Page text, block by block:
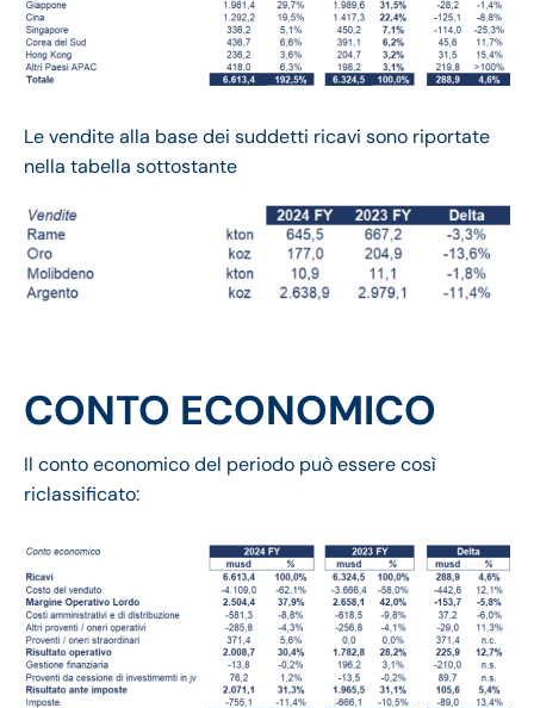
Le vendite alla base dei suddetti ricavi sono riportate
nella tabella sottostante
CONTO ECONOMICO
Il conto economico del periodo può essere così
riclassificato: